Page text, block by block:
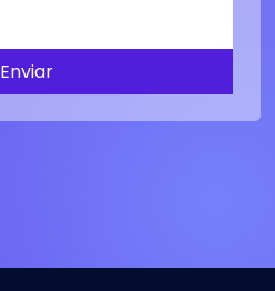
Enviar